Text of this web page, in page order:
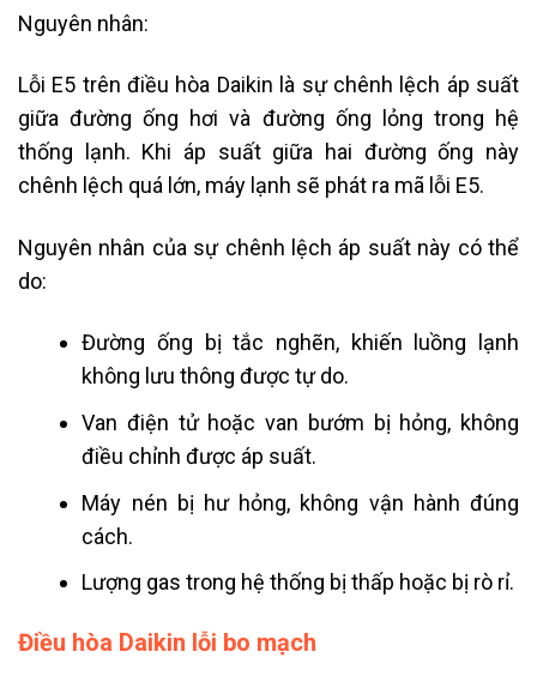
Nguyên nhân:
Lỗi E5 trên điều hòa Daikin là sự chênh lệch áp suất
giữa đường ống hơi và đường ống lỏng trong hệ
thống lạnh. Khi áp suất giữa hai đường ống này
chênh lệch quá lớn, máy lạnh sẽ phát ra mã lỗi E5.
Nguyên nhân của sự chênh lệch áp suất này có thể
do:
Đường ống bị tắc nghẽn, khiến luồng lạnh
không lưu thông được tự do.
Van điện tử hoặc van bướm bị hỏng, không
điều chỉnh được áp suất.
Máy nén bị hư hỏng, không vận hành đúng
cách.
Lượng gas trong hệ thống bị thấp hoặc bị rò rỉ.
Điều hòa Daikin lỗi bo mạch